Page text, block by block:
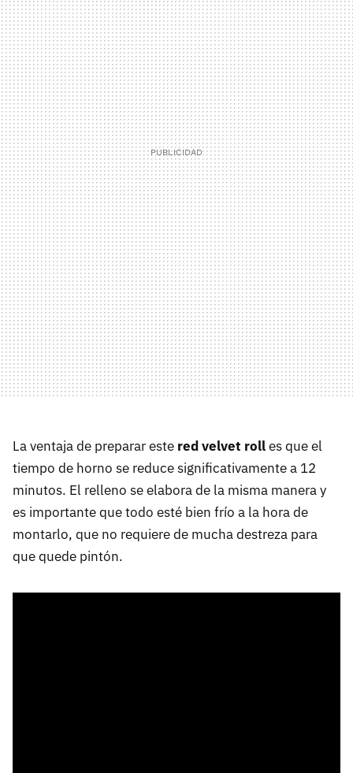
La ventaja de preparar este red velvet rolles que el
tiempo de horno se reduce significativamente a 12
minutos. El relleno se elabora de la misma manera y
es importante que todo esté bien frío a la hora de
montarlo, que no requiere de mucha destreza para
que quede pintón.